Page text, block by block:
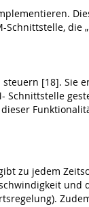
die
[18]. Sie
zu jedem
und